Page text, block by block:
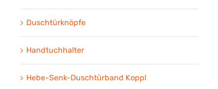
Duschtürknöpfe
Handtuchhalter
Hebe-Senk-Duschtürband Koppl